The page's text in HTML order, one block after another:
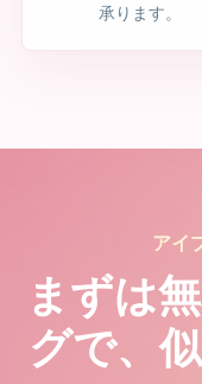
承ります。
アイ
まずは
グで、